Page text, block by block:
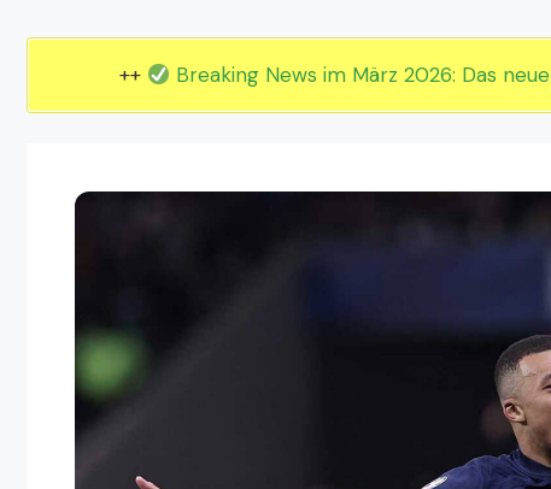
++ Breaking News im März 2026: Das neue